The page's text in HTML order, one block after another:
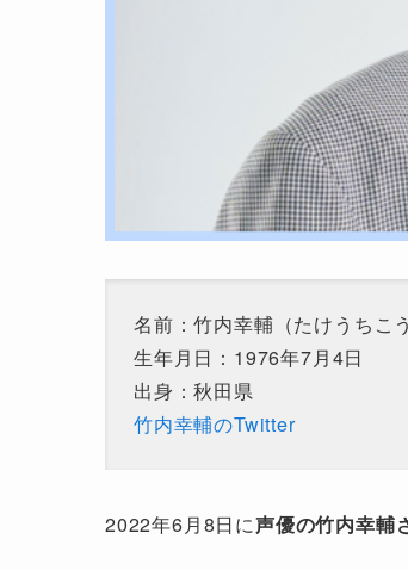
名前：竹内幸輔（たけうちこ
生年月日：1976年7月4日
出身：秋田県
竹内幸輔のTwitter
2022年6月8日に声優の竹内幸輔